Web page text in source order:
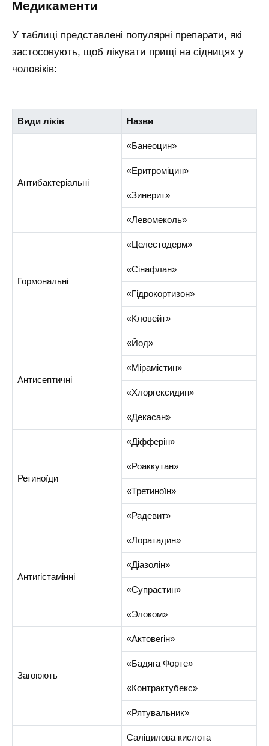
медикаменти
У таблиці представлені популярні препарати, які
застосовують, щоб лікувати прищі на сідницях у
чоловіків:
Види ліків Назви
Антибактеріальні
«Банеоцин»
«Еритроміцин»
«Зинерит»
«Левомеколь»
Гормональні
«Целестодерм»
«Сінафлан»
«Гідрокортизон»
«Кловейт»
Антисептичні
«Йод»
«Мірамістин»
«Хлоргексидин»
«Декасан»
Ретиноїди
«Діфферін»
«Роаккутан»
«Третиноїн»
«Радевит»
Антигістамінні
«Лоратадин»
«Діазолін»
«Супрастин»
«Элоком»
Загоюють
«Актовегін»
«Бадяга Форте»
«Контрактубекс»
«Рятувальник»
Саліцилова кислота